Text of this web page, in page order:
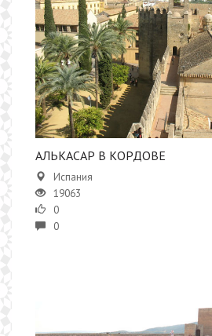
​АЛЬКАСАР В КОРДОВЕ
Испания
19063
0
0